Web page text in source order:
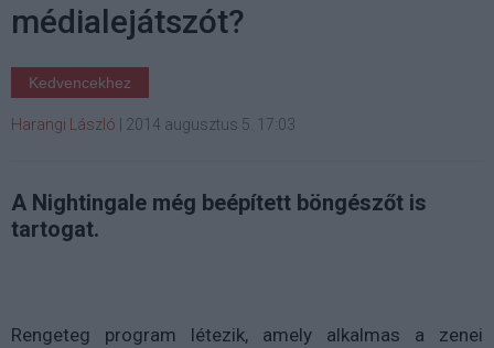
médialejátszót?
Kedvencekhez
Harangi László 2014 augusztus 5. 17:03
A Nightingale még beépített böngészőt is
tartogat.
Rengeteg program létezik, amely alkalmas a zenei